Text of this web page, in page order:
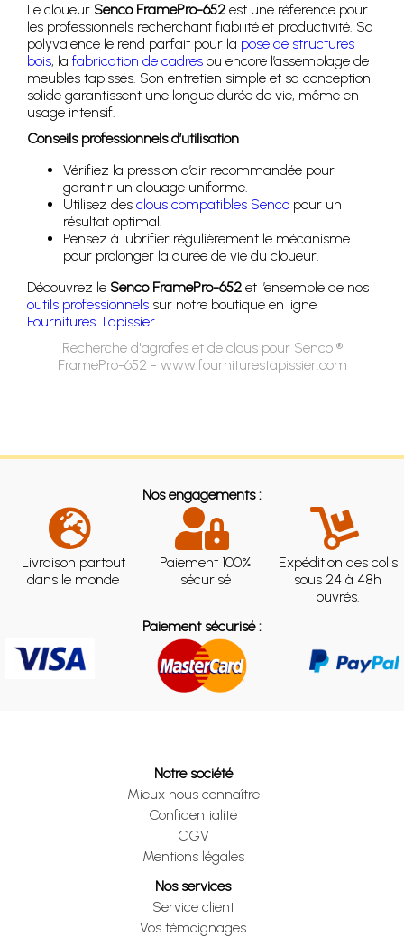
Le cloueur Senco FramePro-652 est une référence pour
les professionnels recherchant fiabilité et productivité. Sa
polyvalence le rend parfait pour la pose de structures
bois, la fabrication de cadres ou encore l’assemblage de
meubles tapissés. Son entretien simple et sa conception
solide garantissent une longue durée de vie, même en
usage intensif.
Conseils professionnels d’utilisation
Vérifiez la pression d’air recommandée pour
garantir un clouage uniforme.
Utilisez des clous compatibles Senco pour un
résultat optimal.
Pensez à lubrifier régulièrement le mécanisme
pour prolonger la durée de vie du cloueur.
Découvrez le Senco FramePro-652 et l’ensemble de nos
outils professionnels sur notre boutique en ligne
Fournitures Tapissier.
Recherche d'agrafes et de clous pour Senco ®
FramePro-652 - www.fourniturestapissier.com
Nos engagements :
Livraison partout
dans le monde
Paiement 100%
sécurisé
Expédition des colis
sous 24 à 48h
ouvrés.
Paiement sécurisé :
Notre société
Mieux nous connaître
Confidentialité
CGV
Mentions légales
Nos services
Service client
Vos témoignages